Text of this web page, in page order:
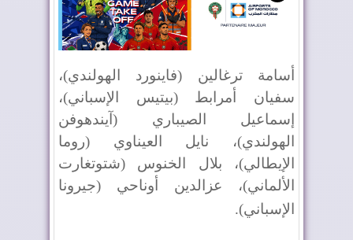
أسامة ترغالين (فاينورد الهولندي)،
سفيان أمرابط (بيتيس الإسباني)،
إسماعيل الصيباري (آيندهوفن
الهولندي)، نايل العيناوي (روما
الإيطالي)، بلال الخنوس (شتوتغارت
الألماني)، عزالدين أوناحي (جيرونا
الإسباني).